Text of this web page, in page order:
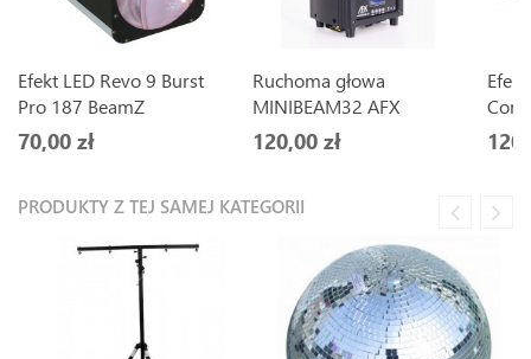
Efekt LED Revo 9 Burst
Pro 187 BeamZ
70,00 zł
Ruchoma głowa
MINIBEAM32 AFX
120,00 zł
PRODUKTY Z TEJ SAMEJ KATEGORII